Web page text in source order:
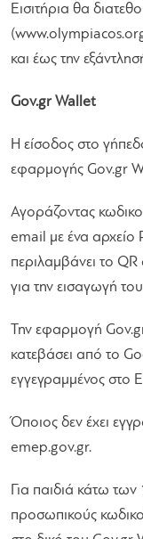
Εισιτήρια θα
και έως την
Gov.gr Wallet
H είσοδος στο
εφαρμογής Gov.gr
Αγοράζοντας
email με ένα αρχείο
περιλαμβάνει το
για την εισαγωγή
Την εφαρμογή
κατεβάσει από το
εγγεγραμμένος στο
Όποιος δεν έχει
emep.gov.gr.
Για παιδιά κάτω
προσωπικούς